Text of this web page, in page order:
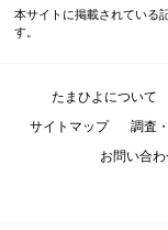
本サイトに掲載されている
す。
たまひよについて
サイトマップ
調査
お問い合